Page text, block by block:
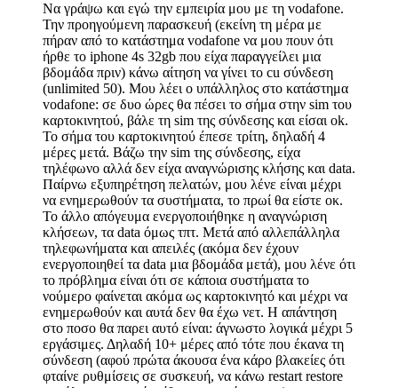
Να γράψω και εγώ την εμπειρία μου με τη vodafone.
Την προηγούμενη παρασκευή (εκείνη τη μέρα με
πήραν από το κατάστημα vodafone να μου πουν ότι
ήρθε το iphone 4s 32gb που είχα παραγγείλει μια
βδομάδα πριν) κάνω αίτηση να γίνει το cu σύνδεση
(unlimited 50). Μου λέει ο υπάλληλος στο κατάστημα
vodafone: σε δυο ώρες θα πέσει το σήμα στην sim του
καρτοκινητού, βάλε τη sim της σύνδεσης και είσαι ok.
Το σήμα του καρτοκινητού έπεσε τρίτη, δηλαδή 4
μέρες μετά. Βάζω την sim της σύνδεσης, είχα
τηλέφωνο αλλά δεν είχα αναγνώρισης κλήσης και data.
Παίρνω εξυπηρέτηση πελατών, μου λένε είναι μέχρι
να ενημερωθούν τα συστήματα, το πρωί θα είστε οκ.
Το άλλο απόγευμα ενεργοποιήθηκε η αναγνώριση
κλήσεων, τα data όμως τπτ. Μετά από αλλεπάλληλα
τηλεφωνήματα και απειλές (ακόμα δεν έχουν
ενεργοποιηθεί τα data μια βδομάδα μετά), μου λένε ότι
το πρόβλημα είναι ότι σε κάποια συστήματα το
νούμερο φαίνεται ακόμα ως καρτοκινητό και μέχρι να
ενημερωθούν και αυτά δεν θα έχω νετ. Η απάντηση
στο ποσο θα παρει αυτό είναι: άγνωστο λογικά μέχρι 5
εργάσιμες. Δηλαδή 10+ μέρες από τότε που έκανα τη
σύνδεση (αφού πρώτα άκουσα ένα κάρο βλακείες ότι
φταίνε ρυθμίσεις σε συσκευή, να κάνω restart restore